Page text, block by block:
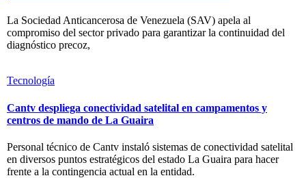
La Sociedad Anticancerosa de Venezuela (SAV) apela al
compromiso del sector privado para garantizar la continuidad del
diagnóstico precoz,
Tecnología
Cantv despliega conectividad satelital en campamentos y
centros de mando de La Guaira
Personal técnico de Cantv instaló sistemas de conectividad satelital
en diversos puntos estratégicos del estado La Guaira para hacer
frente a la contingencia actual en la entidad.